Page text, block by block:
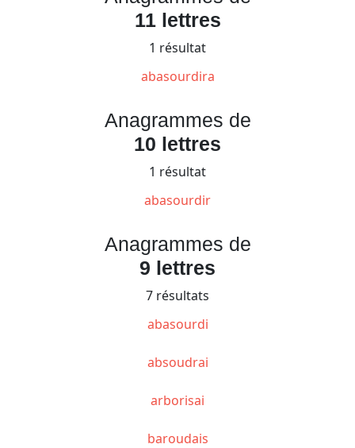
11 lettres
1 résultat
abasourdira
Anagrammes de
10 lettres
1 résultat
abasourdir
Anagrammes de
9 lettres
7 résultats
abasourdi
absoudrai
arborisai
baroudais